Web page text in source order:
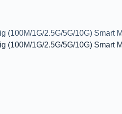
1G/2.5G/5G/10G) Smart
1G/2.5G/5G/10G) Smart